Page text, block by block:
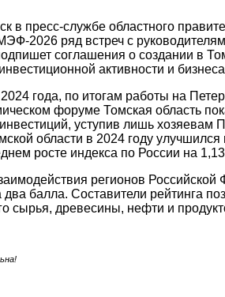
в пресс-службе областного
2026 ряд встреч с
соглашения о создании в
активности и
года, по итогам работы на
форуме Томская область
уступив лишь
области в 2024 году
росте индекса по России на
регионов Российской
балла. Составители рейтинга
сырья, древесины, нефти и